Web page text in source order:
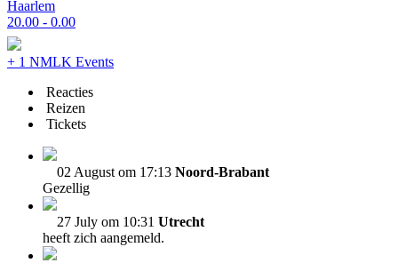
Haarlem
20.00 - 0.00
+ 1 NMLK Events
Reacties
Reizen
Tickets
02 August om 17:13 Noord-Brabant
Gezellig
27 July om 10:31 Utrecht
heeft zich aangemeld.